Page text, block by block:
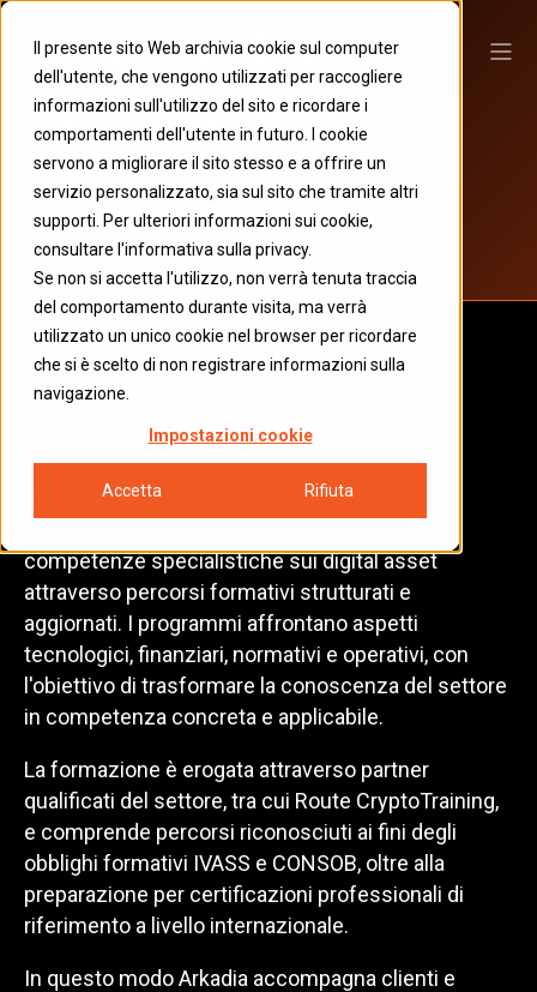
Il presente sito Web archivia cookie sul computer
dell'utente, che vengono utilizzati per raccogliere
informazioni sull'utilizzo del sito e ricordare i
comportamenti dell'utente in futuro. I cookie
servono a migliorare il sito stesso e a offrire un
servizio personalizzato, sia sul sito che tramite altri
supporti. Per ulteriori informazioni sui cookie,
consultare l'informativa sulla privacy.
Se non si accetta l'utilizzo, non verrà tenuta traccia
del comportamento durante visita, ma verrà
utilizzato un unico cookie nel browser per ricordare
che si è scelto di non registrare informazioni sulla
navigazione.
Impostazioni cookie
Accetta Rifiuta
La Nostra Offerta
Formativa
FORMAZIONE ONLINE
Arkadia supporta professionisti, intermediari
competenze specialistiche sui digital asset
attraverso percorsi formativi strutturati e
aggiornati. I programmi affrontano aspetti
tecnologici, finanziari, normativi e operativi, con
l'obiettivo di trasformare la conoscenza del settore
in competenza concreta e applicabile.
La formazione è erogata attraverso partner
qualificati del settore, tra cui Route CryptoTraining,
e comprende percorsi riconosciuti ai fini degli
obblighi formativi IVASS e CONSOB, oltre alla
preparazione per certificazioni professionali di
riferimento a livello internazionale.
In questo modo Arkadia accompagna clienti e